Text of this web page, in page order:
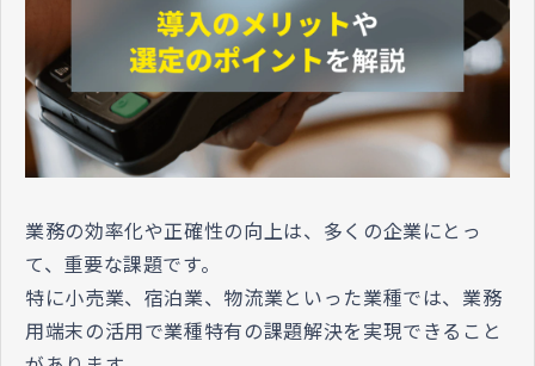
業務の効率化や正確性の向上は、多くの企業にとっ
て、重要な課題です。
特に小売業、宿泊業、物流業といった業種では、業務
用端末の活用で業種特有の課題解決を実現できること